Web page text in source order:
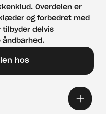
Overdelen er
og forbedret med
tilbyder delvis
åndbarhed.
hos